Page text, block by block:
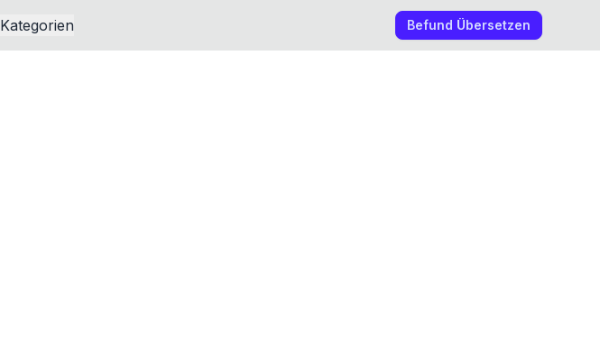
Kategorien Befund Übersetzen